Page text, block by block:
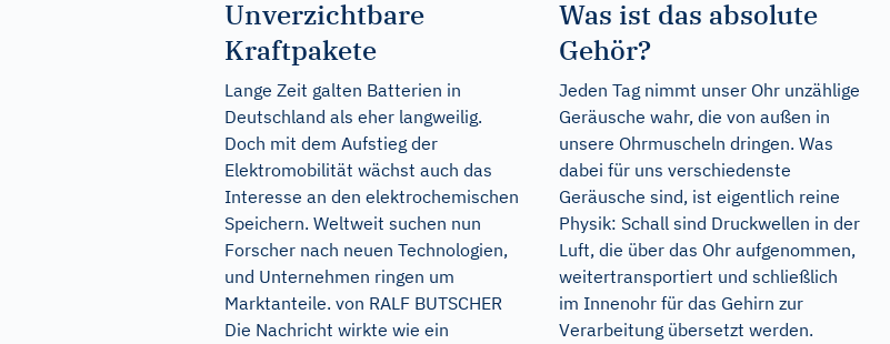
Unverzichtbare
Kraftpakete
Lange Zeit galten Batterien in
Deutschland als eher langweilig.
Doch mit dem Aufstieg der
Elektromobilität wächst auch das
Interesse an den elektrochemischen
Speichern. Weltweit suchen nun
Forscher nach neuen Technologien,
und Unternehmen ringen um
Marktanteile. von RALF BUTSCHER
Die Nachricht wirkte wie ein
Was ist das absolute
Gehör?
Jeden Tag nimmt unser Ohr unzählige
Geräusche wahr, die von außen in
unsere Ohrmuscheln dringen. Was
dabei für uns verschiedenste
Geräusche sind, ist eigentlich reine
Physik: Schall sind Druckwellen in der
Luft, die über das Ohr aufgenommen,
weitertransportiert und schließlich
im Innenohr für das Gehirn zur
Verarbeitung übersetzt werden.